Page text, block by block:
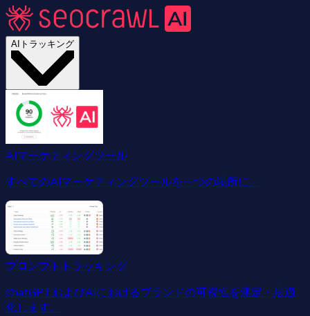
AIトラッキング
AIマーケティングツール
すべてのAIマーケティングツールを一つの場所に。
プロンプトトラッキング
ChatGPTおよびAIにおけるブランドの可視性を測定・最適
化します。